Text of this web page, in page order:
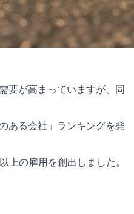
要が高まっていますが、同
ある会社」ランキングを発
の雇用を創出しました。